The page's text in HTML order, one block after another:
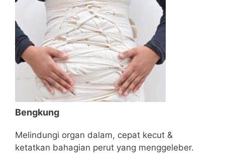
Bengkung
Melindungi organ dalam, cepat kecut &
ketatkan bahagian perut yang menggeleber.